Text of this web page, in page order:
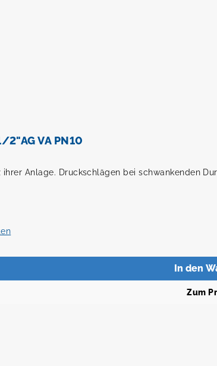
VA PN10
ihrer Anlage. Druckschlägen bei schwankenden
In den
Zum